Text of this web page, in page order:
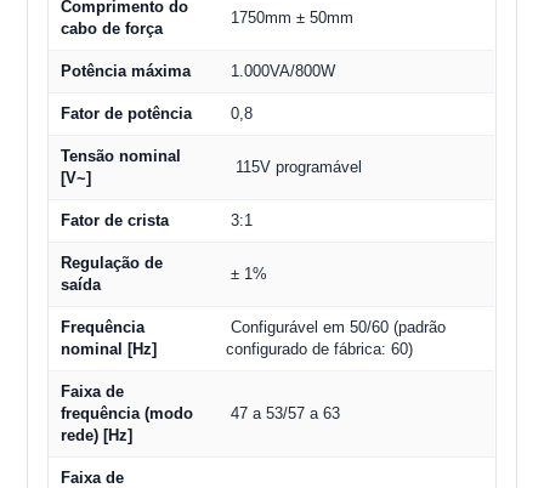
Comprimento do
cabo de força
1750mm ± 50mm
Potência máxima 1.000VA/800W
Fator de potência 0,8
Tensão nominal
[V~]
115V programável
Fator de crista 3:1
Regulação de
saída
± 1%
Frequência
nominal [Hz]
Configurável em 50/60 (padrão
configurado de fábrica: 60)
Faixa de
frequência (modo
rede) [Hz]
47 a 53/57 a 63
Faixa de